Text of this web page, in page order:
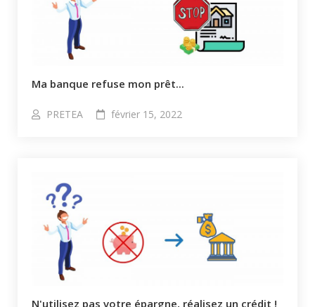
Ma banque refuse mon prêt...
PRETEA février 15, 2022
N'utilisez pas votre épargne, réalisez un crédit !